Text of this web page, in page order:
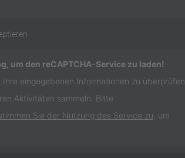
um den reCAPTCHA-Service zu laden!
eingegebenen Informationen zu überprüfen.
Aktivitäten sammeln. Bitte
Sie der Nutzung des Service zu , um